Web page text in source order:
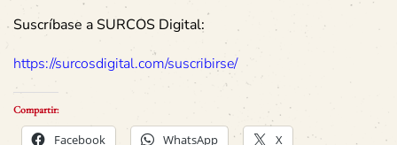
Suscríbase a SURCOS Digital:
https://surcosdigital.com/suscribirse/
Compartir:
Facebook WhatsApp X